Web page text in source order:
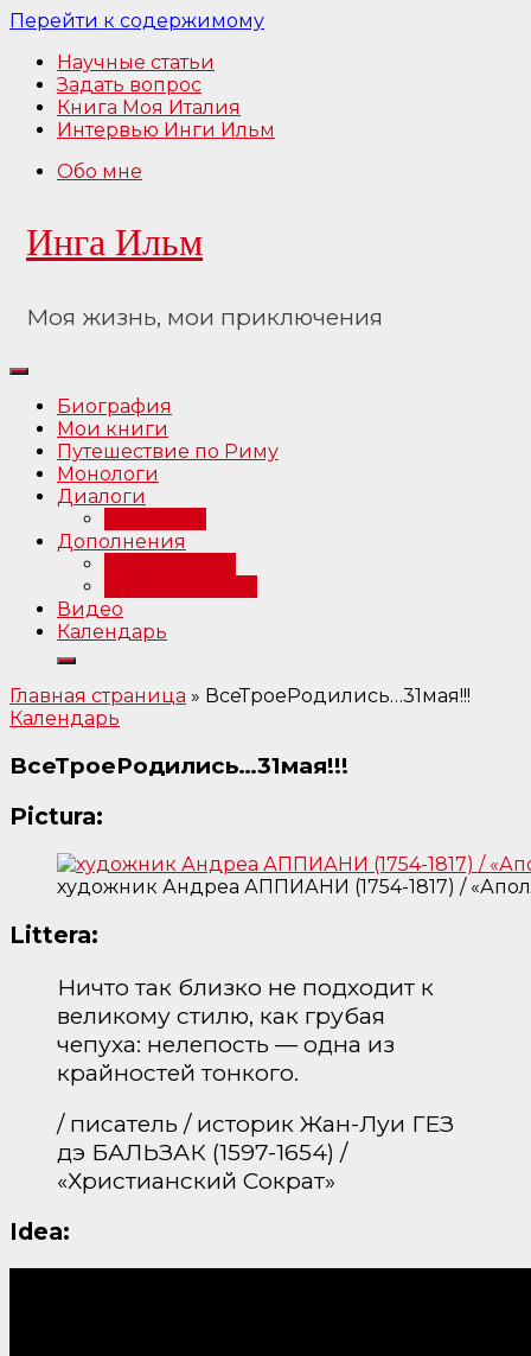
Перейти к содержимому
Научные статьи
Задать вопрос
Книга Моя Италия
Интервью Инги Ильм
Обо мне
Инга Ильм
Моя жизнь, мои приключения
Биография
Мои книги
Путешествие по Риму
Монологи
Диалоги
Дополнения
Видео
Календарь
Главная страница » ВсеТроеРодились…31мая!!!
Календарь
ВсеТроеРодились…31мая!!!
Pictura:
художник Андреа АППИАНИ (1754-1817) /
Littera:
Ничто так близко не подходит к
великому стилю, как грубая
чепуха: нелепость — одна из
крайностей тонкого.
/ писатель / историк Жан-Луи ГЕЗ
дэ БАЛЬЗАК (1597-1654) /
«Христианский Сократ»
Idea: